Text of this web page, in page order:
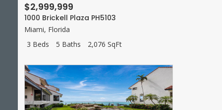
$2,999,999
1000 Brickell Plaza PH5103
Miami, Florida
3 Beds
5 Baths 2,076 SqFt